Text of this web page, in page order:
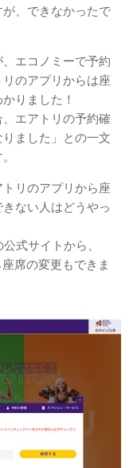
、できなかったで
エコノミーで予約
のアプリからは座
りました！
エアトリの予約確
ました」との一文
リのアプリから座
ない人はどうやっ
式サイトから、
席の変更もできま